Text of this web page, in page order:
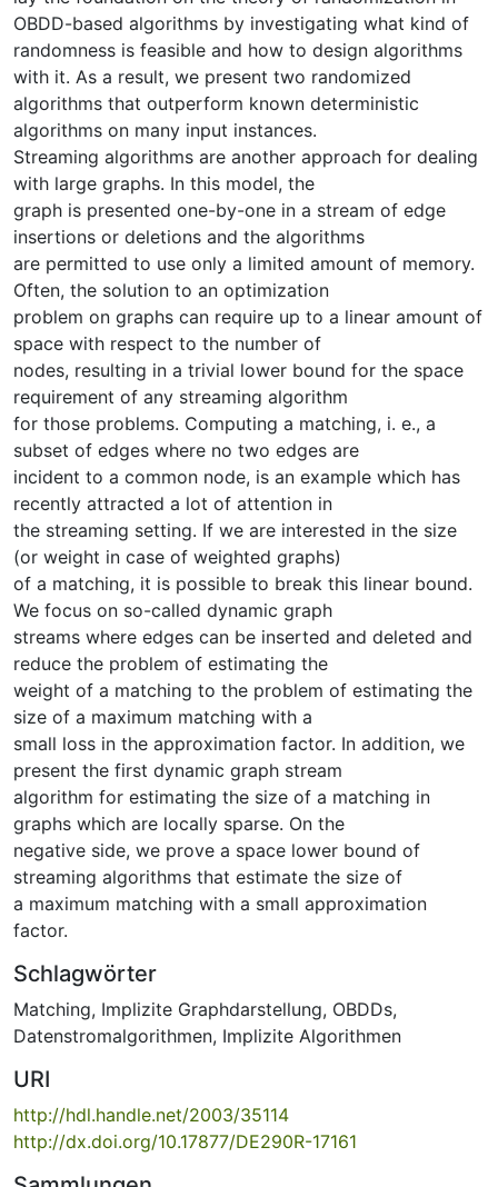
OBDD-based algorithms by investigating what kind of
randomness is feasible and how to design algorithms
with it. As a result, we present two randomized
algorithms that outperform known deterministic
algorithms on many input instances.
Streaming algorithms are another approach for dealing
with large graphs. In this model, the
graph is presented one-by-one in a stream of edge
insertions or deletions and the algorithms
are permitted to use only a limited amount of memory.
Often, the solution to an optimization
problem on graphs can require up to a linear amount of
space with respect to the number of
nodes, resulting in a trivial lower bound for the space
requirement of any streaming algorithm
for those problems. Computing a matching, i. e., a
subset of edges where no two edges are
incident to a common node, is an example which has
recently attracted a lot of attention in
the streaming setting. If we are interested in the size
(or weight in case of weighted graphs)
of a matching, it is possible to break this linear bound.
We focus on so-called dynamic graph
streams where edges can be inserted and deleted and
reduce the problem of estimating the
weight of a matching to the problem of estimating the
size of a maximum matching with a
small loss in the approximation factor. In addition, we
present the first dynamic graph stream
algorithm for estimating the size of a matching in
graphs which are locally sparse. On the
negative side, we prove a space lower bound of
streaming algorithms that estimate the size of
a maximum matching with a small approximation
factor.
Schlagwörter
Matching, Implizite Graphdarstellung, OBDDs,
Datenstromalgorithmen, Implizite Algorithmen
URI
http://hdl.handle.net/2003/35114
http://dx.doi.org/10.17877/DE290R-17161